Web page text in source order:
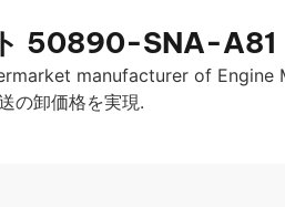
50890-SNA-A81
manufacturer of
の卸価格を実現.